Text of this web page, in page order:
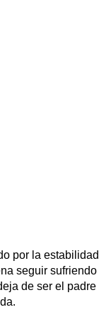
por la estabilidad
seguir sufriendo
de ser el padre
.